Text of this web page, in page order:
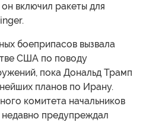
включил ракеты для
боеприпасов вызвала
США по поводу
пока Дональд Трамп
планов по Ирану.
комитета начальников
предупреждал